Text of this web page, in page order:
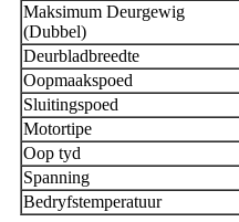
Maksimum Deurgewig
(Dubbel)
Deurbladbreedte
Oopmaakspoed
Sluitingspoed
Motortipe
Oop tyd
Spanning
Bedryfstemperatuur